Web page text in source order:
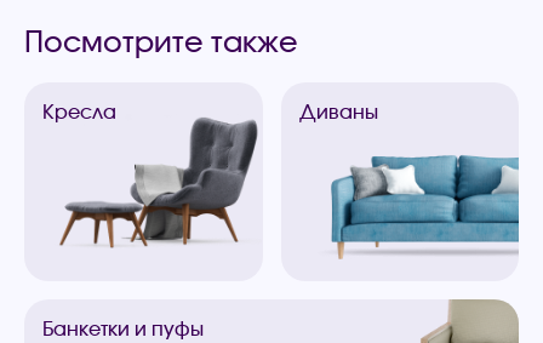
Посмотрите также
Кресла Диваны
Банкетки и пуфы